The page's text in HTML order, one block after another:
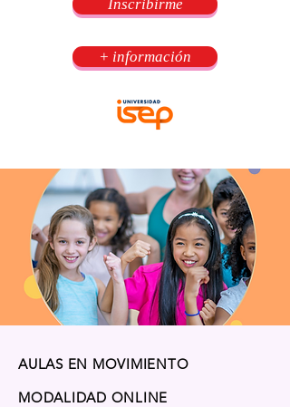
Inscribirme
+ información
AULAS EN MOVIMIENTO
MODALIDAD ONLINE